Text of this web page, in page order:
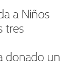
a Niños
tres
donado un